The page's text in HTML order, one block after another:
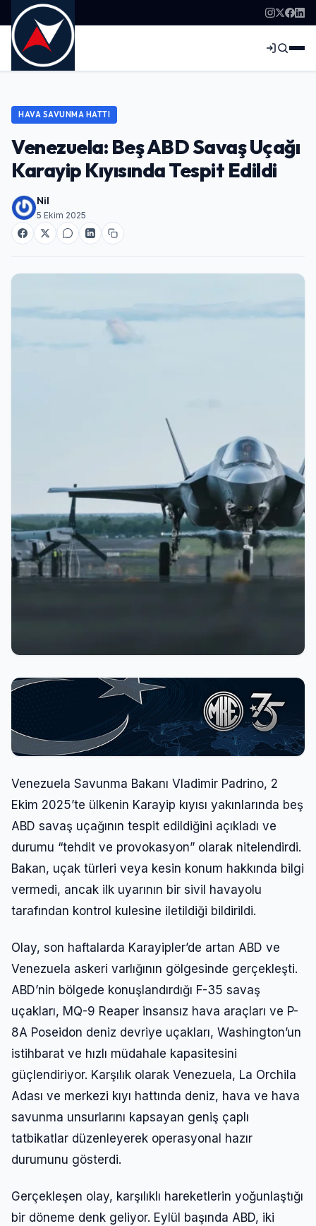
HAVA SAVUNMA HATTI
Venezuela: Beş ABD Savaş Uçağı
Karayip Kıyısında Tespit Edildi
Nil
5 Ekim 2025
Venezuela Savunma Bakanı Vladimir Padrino, 2
Ekim 2025’te ülkenin Karayip kıyısı yakınlarında beş
ABD savaş uçağının tespit edildiğini açıkladı ve
durumu “tehdit ve provokasyon” olarak nitelendirdi.
Bakan, uçak türleri veya kesin konum hakkında bilgi
vermedi, ancak ilk uyarının bir sivil havayolu
tarafından kontrol kulesine iletildiği bildirildi.
Olay, son haftalarda Karayipler’de artan ABD ve
Venezuela askeri varlığının gölgesinde gerçekleşti.
ABD’nin bölgede konuşlandırdığı F-35 savaş
uçakları, MQ-9 Reaper insansız hava araçları ve P-
8A Poseidon deniz devriye uçakları, Washington’un
istihbarat ve hızlı müdahale kapasitesini
güçlendiriyor. Karşılık olarak Venezuela, La Orchila
Adası ve merkezi kıyı hattında deniz, hava ve hava
savunma unsurlarını kapsayan geniş çaplı
tatbikatlar düzenleyerek operasyonal hazır
durumunu gösterdi.
Gerçekleşen olay, karşılıklı hareketlerin yoğunlaştığı
bir döneme denk geliyor. Eylül başında ABD, iki